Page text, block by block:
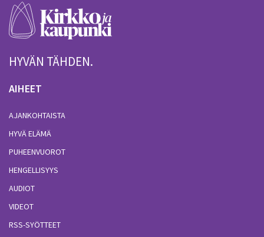
HYVÄN TÄHDEN.
AIHEET
AJANKOHTAISTA
HYVÄ ELÄMÄ
PUHEENVUOROT
HENGELLISYYS
AUDIOT
VIDEOT
RSS-SYÖTTEET